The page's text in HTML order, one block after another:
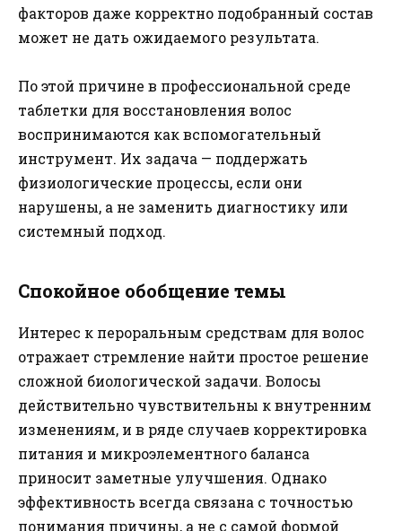
факторов даже корректно подобранный состав
может не дать ожидаемого результата.
По этой причине в профессиональной среде
таблетки для восстановления волос
воспринимаются как вспомогательный
инструмент. Их задача — поддержать
физиологические процессы, если они
нарушены, а не заменить диагностику или
системный подход.
Спокойное обобщение темы
Интерес к пероральным средствам для волос
отражает стремление найти простое решение
сложной биологической задачи. Волосы
действительно чувствительны к внутренним
изменениям, и в ряде случаев корректировка
питания и микроэлементного баланса
приносит заметные улучшения. Однако
эффективность всегда связана с точностью
понимания причины, а не с самой формой